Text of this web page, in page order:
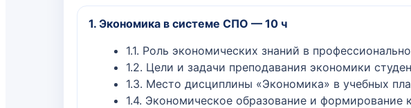
1. Экономика в системе СПО — 10 ч
1.1. Роль экономических знаний в
1.2. Цели и задачи преподавания экономики
1.3. Место дисциплины «Экономика» в учебных
1.4. Экономическое образование и формирование